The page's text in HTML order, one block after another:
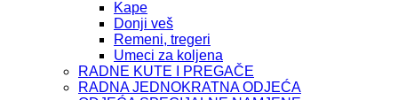
Kape
Donji veš
Remeni, tregeri
Umeci za koljena
RADNE KUTE I PREGAČE
RADNA JEDNOKRATNA ODJEĆA